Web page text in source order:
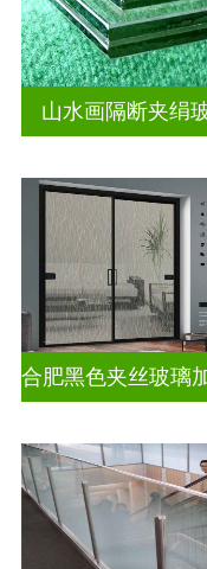
山水画隔断夹绢